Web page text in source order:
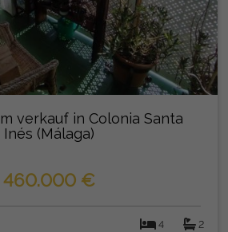
verkauf in Colonia Santa
Inés (Málaga)
460.000 €
4 2